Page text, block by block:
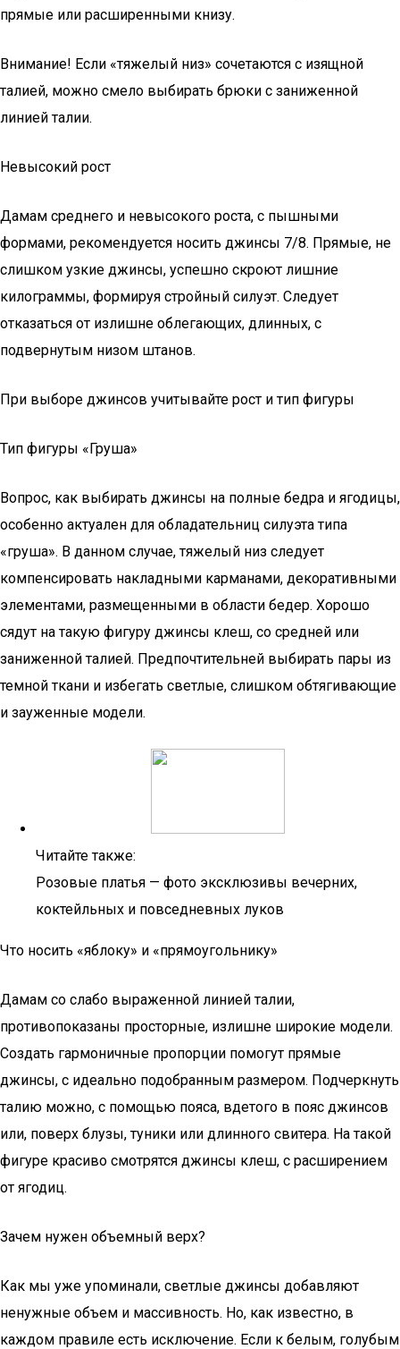
прямые или расширенными книзу.
Внимание! Если «тяжелый низ» сочетаются с изящной
талией, можно смело выбирать брюки с заниженной
линией талии.
Невысокий рост
Дамам среднего и невысокого роста, с пышными
формами, рекомендуется носить джинсы 7/8. Прямые, не
слишком узкие джинсы, успешно скроют лишние
килограммы, формируя стройный силуэт. Следует
отказаться от излишне облегающих, длинных, с
подвернутым низом штанов.
При выборе джинсов учитывайте рост и тип фигуры
Тип фигуры «Груша»
Вопрос, как выбирать джинсы на полные бедра и ягодицы,
особенно актуален для обладательниц силуэта типа
«груша». В данном случае, тяжелый низ следует
компенсировать накладными карманами, декоративными
элементами, размещенными в области бедер. Хорошо
сядут на такую фигуру джинсы клеш, со средней или
заниженной талией. Предпочтительней выбирать пары из
темной ткани и избегать светлые, слишком обтягивающие
и зауженные модели.
Читайте также:
Розовые платья — фото эксклюзивы вечерних,
коктейльных и повседневных луков
Что носить «яблоку» и «прямоугольнику»
Дамам со слабо выраженной линией талии,
противопоказаны просторные, излишне широкие модели.
Создать гармоничные пропорции помогут прямые
джинсы, с идеально подобранным размером. Подчеркнуть
талию можно, с помощью пояса, вдетого в пояс джинсов
или, поверх блузы, туники или длинного свитера. На такой
фигуре красиво смотрятся джинсы клеш, с расширением
от ягодиц.
Зачем нужен объемный верх?
Как мы уже упоминали, светлые джинсы добавляют
ненужные объем и массивность. Но, как известно, в
каждом правиле есть исключение. Если к белым, голубым